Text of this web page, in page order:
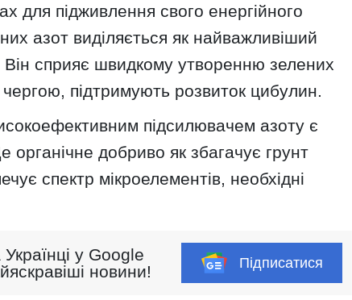
для підживлення свого енергійного
азот виділяється як найважливіший
Він сприяє швидкому утворенню зелених
чергою, підтримують розвиток цибулин.
підсилювачем азоту є
органічне добриво як збагачує грунт
спектр мікроелементів, необхідні
у Google
новини!
Підписатися